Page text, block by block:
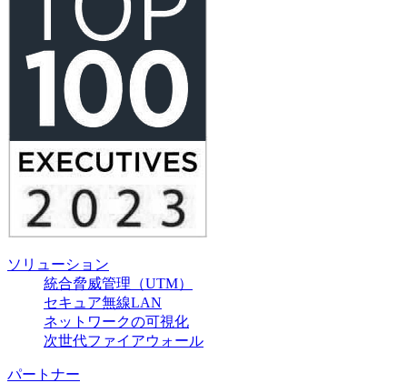
ソリューション
統合脅威管理（UTM）
セキュア無線LAN
ネットワークの可視化
次世代ファイアウォール
パートナー